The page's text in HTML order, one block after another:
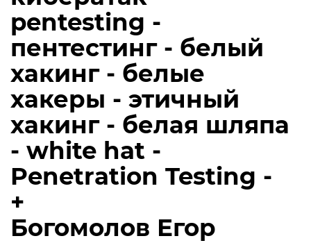
pentesting -
пентестинг - белый
хакинг - белые
хакеры - этичный
хакинг - белая шляпа
- white hat -
Penetration Testing -
+
Богомолов Егор